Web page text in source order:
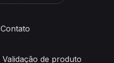
Contato
Validação de produto